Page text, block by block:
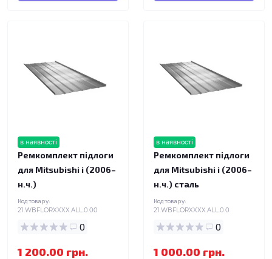
в наявності
Ремкомплект підлоги
для Mitsubishi i (2006–
н.ч.)
Код товару:
21.WBFLORXXXX.ALL.0.00
0
1 200.00 грн.
в наявності
Ремкомплект підлоги
для Mitsubishi i (2006–
н.ч.) сталь
Код товару:
21.WBFLORXXXX.ALL.0.0
0
1 000.00 грн.